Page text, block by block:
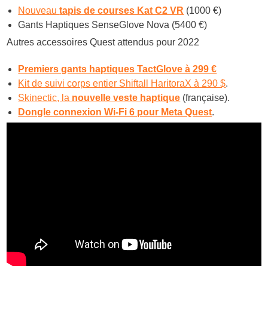
Nouveautapis de courses Kat C2 VR (1000 €)
Gants Haptiques SenseGlove Nova (5400 €)
Autres accessoires Quest attendus pour 2022
Premiers gants haptiques TactGlove à 299 €
Kit de suivi corps entier Shiftall HaritoraX à 290 $.
Skinectic, la nouvelle veste haptique (française).
Dongle connexion Wi-Fi 6 pour Meta Quest.